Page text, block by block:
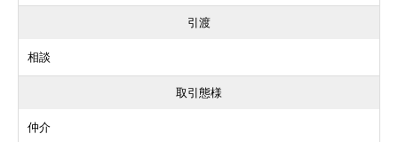
引渡
相談
取引態様
仲介